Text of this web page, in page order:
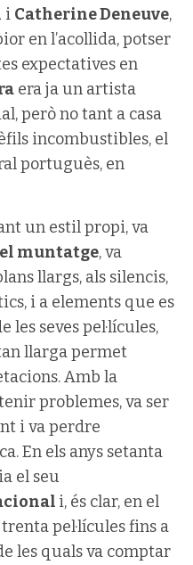
i Catherine Deneuve,
en l’acollida, potser
expectatives en
era ja un artista
però no tant a casa
incombustibles, el
portuguès, en
un estil propi, va
muntatge, va
llargs, als silencis,
i a elements que es
les seves pel·lícules,
llarga permet
Amb la
problemes, va ser
i va perdre
En els anys setanta
el seu
i, és clar, en el
pel·lícules fins a
les quals va comptar